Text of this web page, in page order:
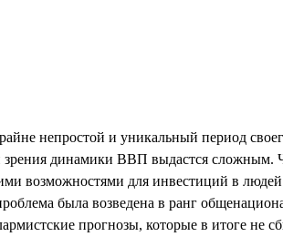
непростой и уникальный период
динамики ВВП выдастся сложным.
возможностями для инвестиций в
была возведена в ранг
прогнозы, которые в итоге не